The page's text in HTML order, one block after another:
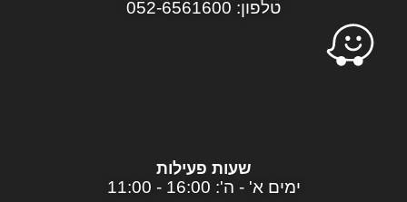
טלפון: 052-6561600
שעות פעילות
ימים א' - ה': 16:00 - 11:00